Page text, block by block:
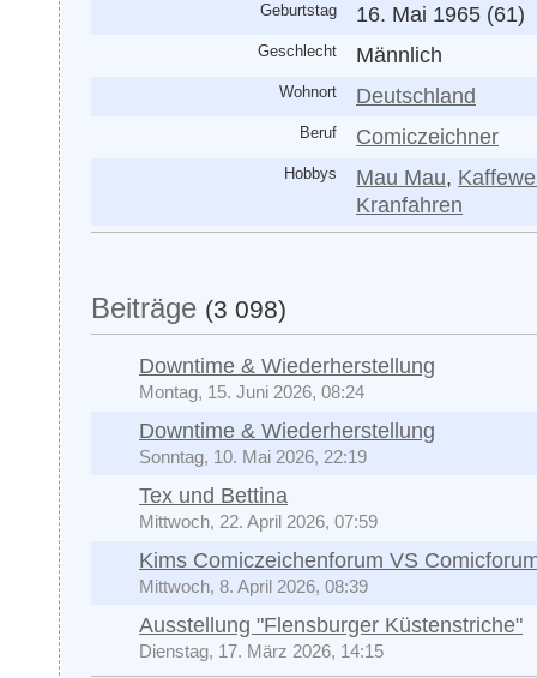
Geburtstag 16. Mai 1965 (61)
Geschlecht Männlich
Wohnort Deutschland
Beruf Comiczeichner
Hobbys Mau Mau,
Kranfahren
Beiträge (3 098)
Downtime & Wiederherstellung
Montag, 15. Juni 2026, 08:24
Downtime & Wiederherstellung
Sonntag, 10. Mai 2026, 22:19
Tex und Bettina
Mittwoch, 22. April 2026, 07:59
Kims Comiczeichenforum VS
Mittwoch, 8. April 2026, 08:39
Ausstellung "Flensburger Küstenstriche"
Dienstag, 17. März 2026, 14:15